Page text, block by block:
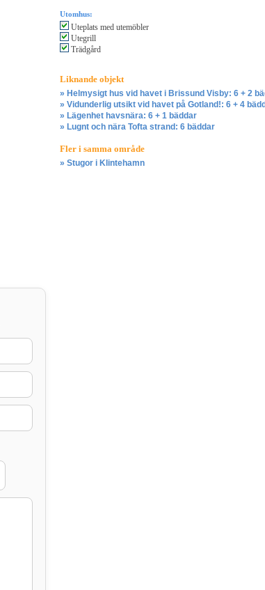
Utomhus:
Uteplats med utemöbler
Utegrill
Trädgård
Liknande objekt
» Helmysigt hus vid havet i Brissund Visby: 6 + 2
» Vidunderlig utsikt vid havet på Gotland!: 6 + 4
» Lägenhet havsnära: 6 + 1 bäddar
» Lugnt och nära Tofta strand: 6 bäddar
Fler i samma område
» Stugor i Klintehamn